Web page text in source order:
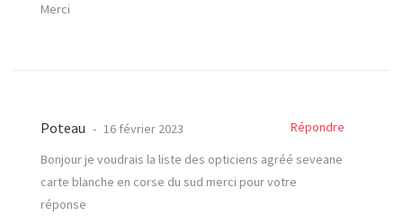
Merci
Poteau 16 février 2023
Répondre
Bonjour je voudrais la liste des opticiens agréé seveane
carte blanche en corse du sud merci pour votre
réponse